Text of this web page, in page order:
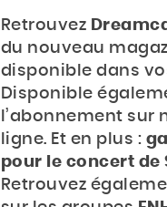
Retrouvez
du nouveau
disponible dans
Disponible
l’abonnement sur
ligne. Et en plus :
pour le concert de
Retrouvez